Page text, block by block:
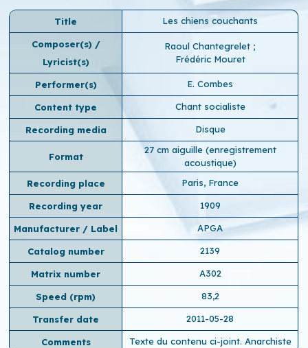
Title Les chiens couchants
Composer(s) /
Lyricist(s)
Raoul Chantegrelet ;
Frédéric Mouret
Performer(s) E. Combes
Content type Chant socialiste
Recording media Disque
Format
27 cm aiguille (enregistrement
acoustique)
Recording place
Paris, France
Recording year 1909
Manufacturer / Label APGA
Catalog number 2139
Matrix number A302
Speed ​​(rpm) 83,2
Transfer date 2011-05-28
Comments Texte du contenu ci-joint. Anarchiste